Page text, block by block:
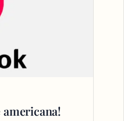
americana!